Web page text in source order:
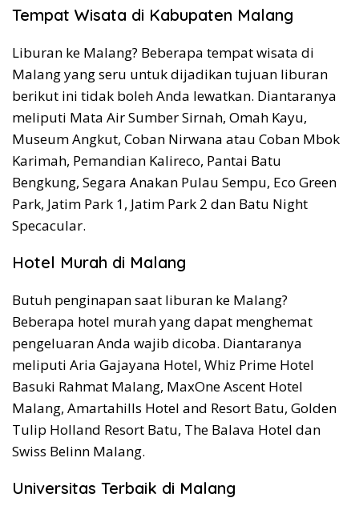
Tempat Wisata di Kabupaten Malang
Liburan ke Malang? Beberapa tempat wisata di
Malang yang seru untuk dijadikan tujuan liburan
berikut ini tidak boleh Anda lewatkan. Diantaranya
meliputi Mata Air Sumber Sirnah, Omah Kayu,
Museum Angkut, Coban Nirwana atau Coban Mbok
Karimah, Pemandian Kalireco, Pantai Batu
Bengkung, Segara Anakan Pulau Sempu, Eco Green
Park, Jatim Park 1, Jatim Park 2 dan Batu Night
Specacular.
Hotel Murah di Malang
Butuh penginapan saat liburan ke Malang?
Beberapa hotel murah yang dapat menghemat
pengeluaran Anda wajib dicoba. Diantaranya
meliputi Aria Gajayana Hotel, Whiz Prime Hotel
Basuki Rahmat Malang, MaxOne Ascent Hotel
Malang, Amartahills Hotel and Resort Batu, Golden
Tulip Holland Resort Batu, The Balava Hotel dan
Swiss Belinn Malang.
Universitas Terbaik di Malang